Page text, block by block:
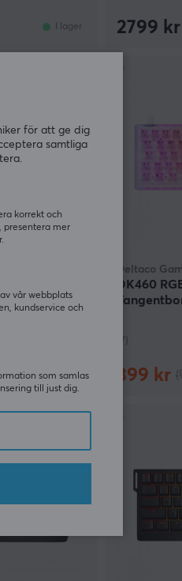
I lager 2799 kr
I lager
Deltaco
DK460
(7)
399 kr
för att ge dig
samtliga
korrekt och
presentera mer
vår webbplats
kundservice och
som samlas
till just dig.